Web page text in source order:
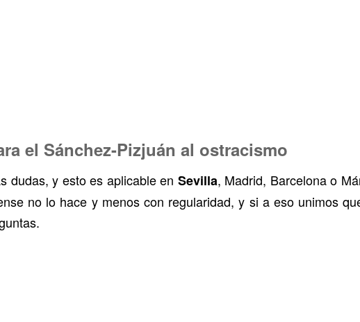
el Sánchez-Pizjuán al ostracismo
dudas, y esto es aplicable en Sevilla, Madrid, Barcelona o
no lo hace y menos con regularidad, y si a eso unimos